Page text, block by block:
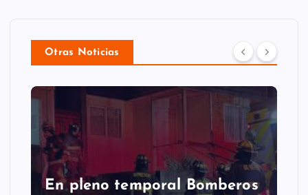
Otras Noticias
Putaendo espera al